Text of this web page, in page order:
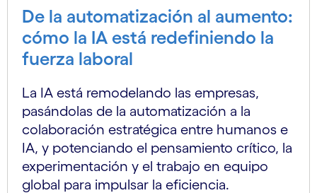
De la automatización al aumento:
cómo la IA está redefiniendo la
fuerza laboral
La IA está remodelando las empresas,
pasándolas de la automatización a la
colaboración estratégica entre humanos e
IA, y potenciando el pensamiento crítico, la
experimentación y el trabajo en equipo
global para impulsar la eficiencia.